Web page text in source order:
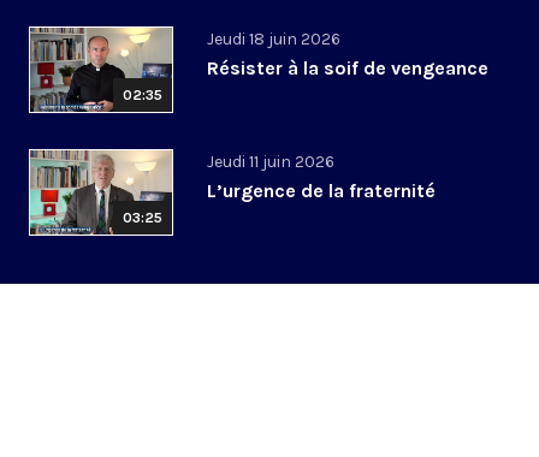
02:35
Jeudi 18 juin 2026
Résister à la soif de vengeance
03:25
Jeudi 11 juin 2026
L’urgence de la fraternité